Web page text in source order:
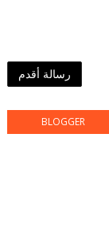
رسالة أقدم
BLOGGER